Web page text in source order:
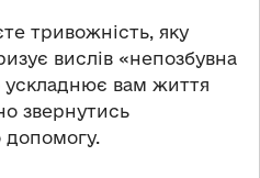
тривожність, яку
вислів «непозбувна
ускладнює вам життя
звернутись
допомогу.